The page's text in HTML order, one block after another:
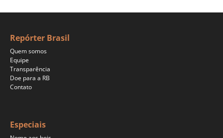
Repórter Brasil
Quem somos
Equipe
Transparência
Doe para a RB
Contato
Especiais